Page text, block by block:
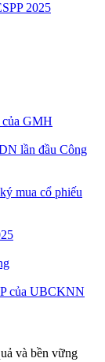
2025
GMH
lần đầu Công
mua cổ phiếu
của UBCKNN
và bền vững